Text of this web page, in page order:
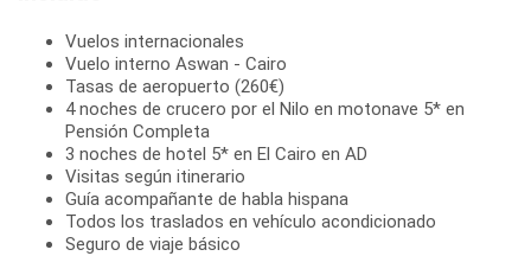
Vuelos internacionales
Vuelo interno Aswan - Cairo
Tasas de aeropuerto (260€)
4 noches de crucero por el Nilo en motonave 5* en
Pensión Completa
3 noches de hotel 5* en El Cairo en AD
Visitas según itinerario
Guía acompañante de habla hispana
Todos los traslados en vehículo acondicionado
Seguro de viaje básico